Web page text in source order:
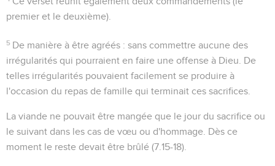
premier et le deuxième).
5 De manière à être agréés : sans commettre aucune des
irrégularités qui pourraient en faire une offense à Dieu. De
telles irrégularités pouvaient facilement se produire à
l'occasion du repas de famille qui terminait ces sacrifices.
La viande ne pouvait être mangée que le jour du sacrifice ou
le suivant dans les cas de vœu ou d'hommage. Dès ce
moment le reste devait être brûlé (7.15-18).